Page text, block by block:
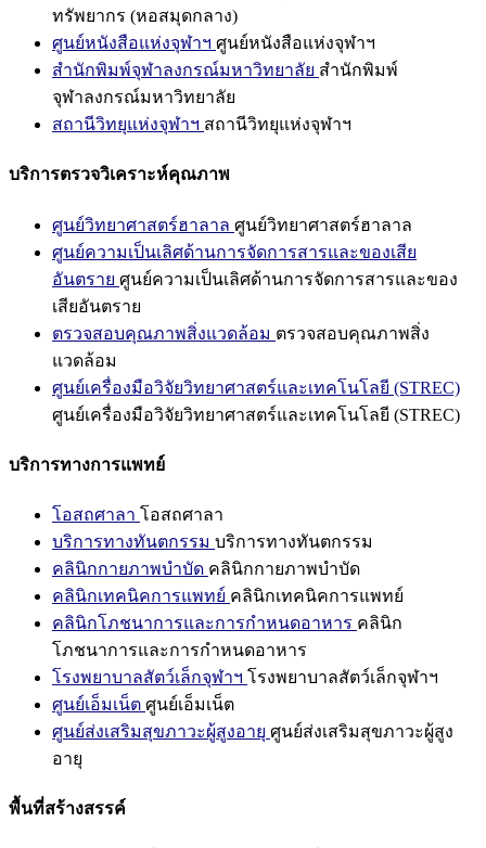
ทรัพยากร (หอสมุดกลาง)
ศูนย์หนังสือแห่งจุฬาฯ ศูนย์หนังสือแห่งจุฬาฯ
สำนักพิมพ์จุฬาลงกรณ์มหาวิทยาลัย สำนักพิมพ์
จุฬาลงกรณ์มหาวิทยาลัย
สถานีวิทยุแห่งจุฬาฯ สถานีวิทยุแห่งจุฬาฯ
บริการตรวจวิเคราะห์คุณภาพ
ศูนย์วิทยาศาสตร์ฮาลาล ศูนย์วิทยาศาสตร์ฮาลาล
ศูนย์ความเป็นเลิศด้านการจัดการสารและของเสีย
อันตราย ศูนย์ความเป็นเลิศด้านการจัดการสารและของ
เสียอันตราย
ตรวจสอบคุณภาพสิ่งแวดล้อม ตรวจสอบคุณภาพสิ่ง
แวดล้อม
ศูนย์เครื่องมือวิจัยวิทยาศาสตร์และเทคโนโลยี (STREC)
ศูนย์เครื่องมือวิจัยวิทยาศาสตร์และเทคโนโลยี (STREC)
บริการทางการแพทย์
โอสถศาลา โอสถศาลา
บริการทางทันตกรรม บริการทางทันตกรรม
คลินิกกายภาพบำบัด คลินิกกายภาพบำบัด
คลินิกเทคนิคการแพทย์ คลินิกเทคนิคการแพทย์
คลินิกโภชนาการและการกำหนดอาหาร คลินิก
โภชนาการและการกำหนดอาหาร
โรงพยาบาลสัตว์เล็กจุฬาฯ โรงพยาบาลสัตว์เล็กจุฬาฯ
ศูนย์เอ็มเน็ต ศูนย์เอ็มเน็ต
ศูนย์ส่งเสริมสุขภาวะผู้สูงอายุ ศูนย์ส่งเสริมสุขภาวะผู้สูง
อายุ
พื้นที่สร้างสรรค์